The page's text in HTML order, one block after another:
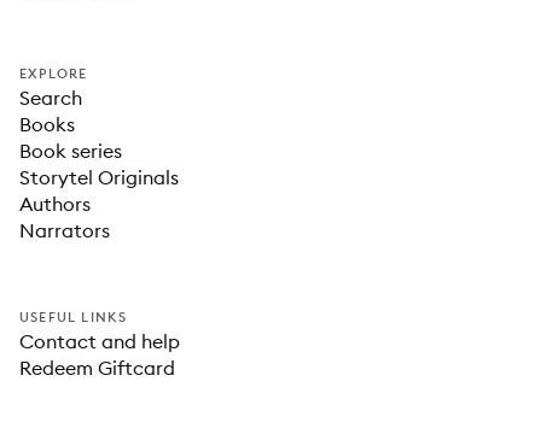
EXPLORE
Search
Books
Book series
Storytel Originals
Authors
Narrators
USEFUL LINKS
Contact and help
Redeem Giftcard